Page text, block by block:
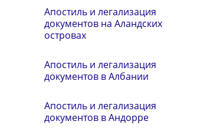
Апостиль и легализация
документов на Аландских
островах
Апостиль и легализация
документов в Албании
Апостиль и легализация
документов в Андорре